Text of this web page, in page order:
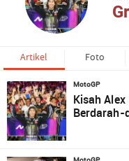
Artikel Foto
MotoGP
Kisah
Berdarah-